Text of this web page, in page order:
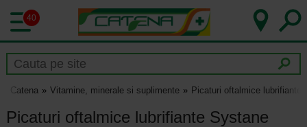
40
Catena Vitamine, minerale si suplimente Picaturi oftalmice lubrifiante
Picaturi oftalmice lubrifiante Systane